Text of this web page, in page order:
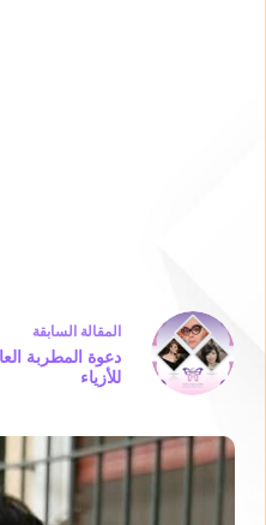
المقالة السابقة
دعوة المطربة
للأزياء